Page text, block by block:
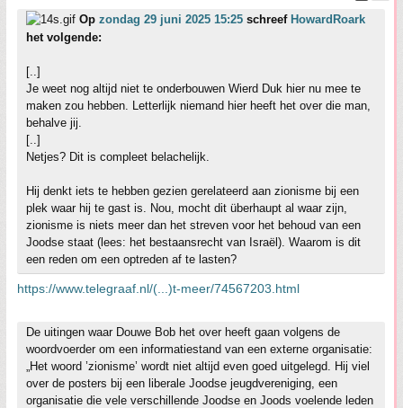
Op zondag 29 juni 2025 15:25 schreef HowardRoark
het volgende:
[..]
Je weet nog altijd niet te onderbouwen Wierd Duk hier nu mee te
maken zou hebben. Letterlijk niemand hier heeft het over die man,
behalve jij.
[..]
Netjes? Dit is compleet belachelijk.
Hij denkt iets te hebben gezien gerelateerd aan zionisme bij een
plek waar hij te gast is. Nou, mocht dit überhaupt al waar zijn,
zionisme is niets meer dan het streven voor het behoud van een
Joodse staat (lees: het bestaansrecht van Israël). Waarom is dit
een reden om een optreden af te lasten?
https://www.telegraaf.nl/(...)t-meer/74567203.html
De uitingen waar Douwe Bob het over heeft gaan volgens de
woordvoerder om een informatiestand van een externe organisatie:
„Het woord ’zionisme’ wordt niet altijd even goed uitgelegd. Hij viel
over de posters bij een liberale Joodse jeugdvereniging, een
organisatie die vele verschillende Joodse en Joods voelende leden